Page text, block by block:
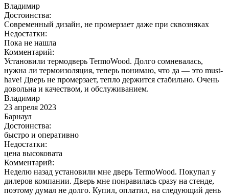
Владимир
Достоинства:
Современный дизайн, не промерзает даже при сквозняках
Недостатки:
Пока не нашла
Комментарий:
Установили термодверь TermoWood. Долго сомневалась,
нужна ли термоизоляция, теперь понимаю, что да — это must-
have! Дверь не промерзает, тепло держится стабильно. Очень
довольна и качеством, и обслуживанием.
Владимир
23 апреля 2023
Барнаул
Достоинства:
быстро и оперативно
Недостатки:
цена высоковата
Комментарий:
Неделю назад установили мне дверь TermoWood. Покупал у
дилеров компании. Дверь мне понравилась сразу на стенде,
поэтому думал не долго. Купил, оплатил, на следующий день